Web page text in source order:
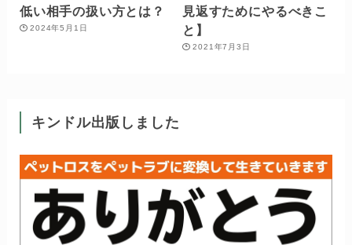
低い相手の扱い方とは？
2024年5月1日
見返すためにやるべきこ
と】
2021年7月3日
キンドル出版しました